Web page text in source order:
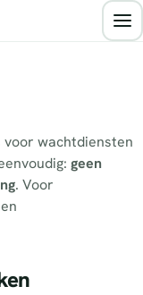
wachtdiensten
geen
. Voor